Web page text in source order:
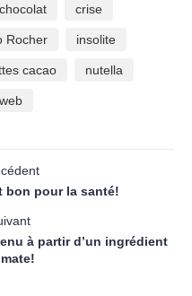
chocolat crise
Rocher insolite
cacao nutella
web
bon pour la santé!
à partir d’un ingrédient